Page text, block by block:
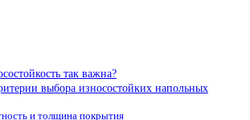
так важна?
выбора износостойких напольных
и толщина покрытия